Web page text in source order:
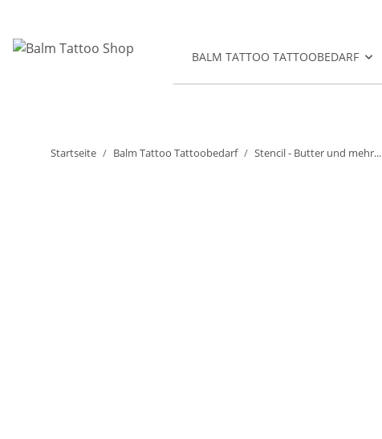
BALM TATTOO TATTOOBEDARF
Startseite Balm Tattoo Tattoobedarf Stencil - Butter und mehr...